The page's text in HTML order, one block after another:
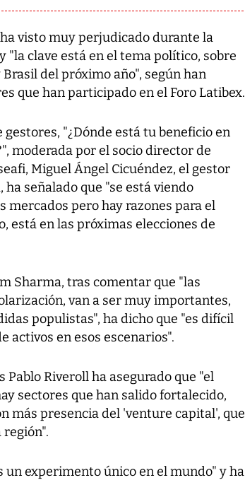
visto muy perjudicado durante la
"la clave está en el tema político, sobre
del próximo año", según han
que han participado en el Foro Latibex.
"¿Dónde está tu beneficio en
moderada por el socio director de
Miguel Ángel Cicuéndez, el gestor
señalado que "se está viendo
mercados pero hay razones para el
está en las próximas elecciones de
Sharma, tras comentar que "las
van a ser muy importantes,
populistas", ha dicho que "es difícil
activos en esos escenarios".
Riveroll ha asegurado que "el
sectores que han salido fortalecido,
más presencia del 'venture capital', que
un experimento único en el mundo" y ha